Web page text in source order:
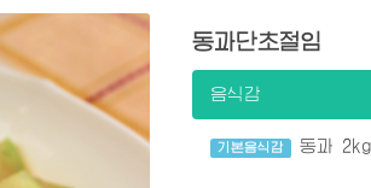
동과단초절임
음식감
기본음식감 동과 2kg